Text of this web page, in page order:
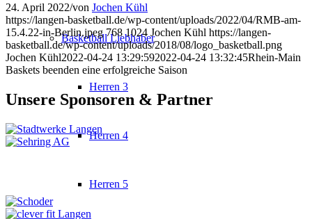
Basketball Liebhaber
Herren 3
Herren 4
Herren 5
24. April 2022/von Jochen Kühl
https://langen-basketball.de/wp-content/uploads/2022/04/RMB-am-
15.4.22-in-Berlin.jpeg 768 1024 Jochen Kühl https://langen-
basketball.de/wp-content/uploads/2018/08/logo_basketball.png
Jochen Kühl2022-04-24 13:29:592022-04-24 13:32:45Rhein-Main
Baskets beenden eine erfolgreiche Saison
Unsere Sponsoren & Partner